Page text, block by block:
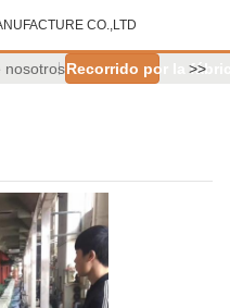
CO.,LTD
nosotrosRecorrido por la>>